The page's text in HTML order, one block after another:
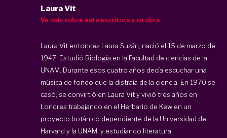
Laura Vit
Ve más sobre esta escritora y su obra
Laura Vit entonces Laura Suzán, nació el 15 de marzo de
1947. Estudió Biología en la Facultad de ciencias de la
UNAM. Durante esos cuatro años decía escuchar una
música de fondo que la distraía de la ciencia. En 1970 se
casó, se convirtió en Laura Vit y vivió tres años en
Londres trabajando en el Herbario de Kew en un
proyecto botánico dependiente de la Universidad de
Harvard y la UNAM, y estudiando literatura